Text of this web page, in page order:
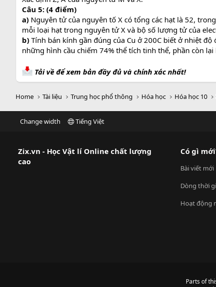
Câu 5: (4 điểm)
a) Nguyên tử của nguyên tố X có tổng các hạt là 52,
mỗi loại hạt trong nguyên tử X và bộ số lượng tử của
b) Tính bán kính gần đúng của Cu ở 200C biết ở nhiệt
những hình cầu chiếm 74% thể tích tinh thể, phần còn
Tải về để xem bản đầy đủ và chính xác nhất!
Home Tài liệu Trung học phổ thông Hóa học Hóa học 10
Change width Tiếng Việt
Zix.vn - Học Vật lí Online chất lượng
cao
Có gì
Bài viết mới
Dòng thời
Hoạt động
Parts of